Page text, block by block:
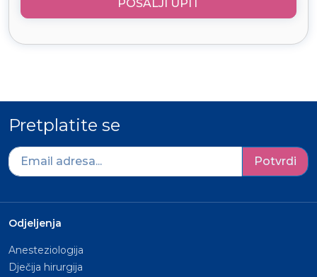
POŠALJI UPIT
Pretplatite se
Potvrdi
Odjeljenja
Anesteziologija
Dječija hirurgija